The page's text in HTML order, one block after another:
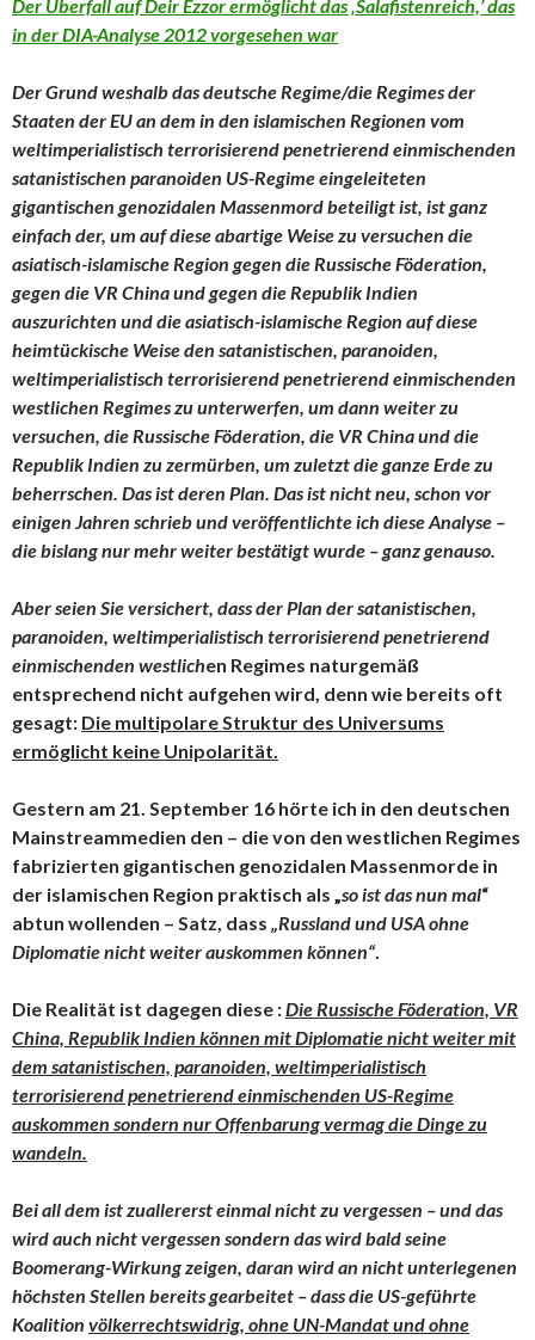
Der Überfall auf Deir Ezzor ermöglicht das ‚Salafistenreich,’ das
in der DIA-Analyse 2012 vorgesehen war
Der Grund weshalb das deutsche Regime/die Regimes der
Staaten der EU an dem in den islamischen Regionen vom
weltimperialistisch terrorisierend penetrierend einmischenden
satanistischen paranoiden US-Regime eingeleiteten
gigantischen genozidalen Massenmord beteiligt ist, ist ganz
einfach der, um auf diese abartige Weise zu versuchen die
asiatisch-islamische Region gegen die Russische Föderation,
gegen die VR China und gegen die Republik Indien
auszurichten und die asiatisch-islamische Region auf diese
heimtückische Weise den satanistischen, paranoiden,
weltimperialistisch terrorisierend penetrierend einmischenden
westlichen Regimes zu unterwerfen, um dann weiter zu
versuchen, die Russische Föderation, die VR China und die
Republik Indien zu zermürben, um zuletzt die ganze Erde zu
beherrschen. Das ist deren Plan. Das ist nicht neu, schon vor
einigen Jahren schrieb und veröffentlichte ich diese Analyse –
die bislang nur mehr weiter bestätigt wurde – ganz genauso.
Aber seien Sie versichert, dass der Plan der satanistischen,
paranoiden, weltimperialistisch terrorisierend penetrierend
einmischenden westlichen Regimes naturgemäß
entsprechend nicht aufgehen wird, denn wie bereits oft
gesagt: Die multipolare Struktur des Universums
ermöglicht keine Unipolarität.
Gestern am 21. September 16 hörte ich in den deutschen
Mainstreammedien den – die von den westlichen Regimes
fabrizierten gigantischen genozidalen Massenmorde in
der islamischen Region praktisch als „so ist das nun mal“
abtun wollenden – Satz, dass „Russland und USA ohne
Diplomatie nicht weiter auskommen können“.
Die Realität ist dagegen diese :Die Russische Föderation, VR
China, Republik Indien können mit Diplomatie nicht weiter mit
dem satanistischen, paranoiden, weltimperialistisch
terrorisierend penetrierend einmischenden US-Regime
auskommen sondern nur Offenbarung vermag die Dinge zu
wandeln.
Bei all dem ist zuallererst einmal nicht zu vergessen – und das
wird auch nicht vergessen sondern das wird bald seine
Boomerang-Wirkung zeigen, daran wird an nicht unterlegenen
höchsten Stellen bereits gearbeitet – dass die US-geführte
Koalition völkerrechtswidrig, ohne UN-Mandat und ohne